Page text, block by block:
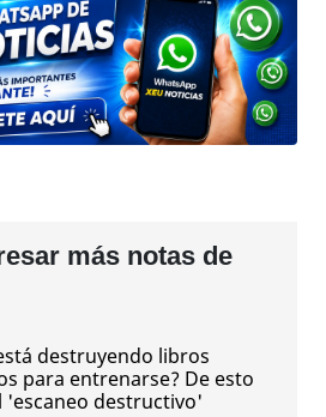
más notas de
destruyendo libros
para entrenarse? De esto
'escaneo destructivo'